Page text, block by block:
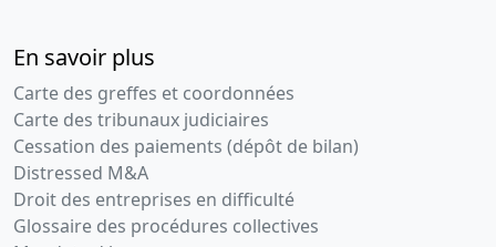
En savoir plus
Carte des greffes et coordonnées
Carte des tribunaux judiciaires
Cessation des paiements (dépôt de bilan)
Distressed M&A
Droit des entreprises en difficulté
Glossaire des procédures collectives